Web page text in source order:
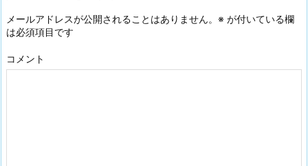
メールアドレスが公開されることはありません。 ※ が付いている欄
は必須項目です
コメント